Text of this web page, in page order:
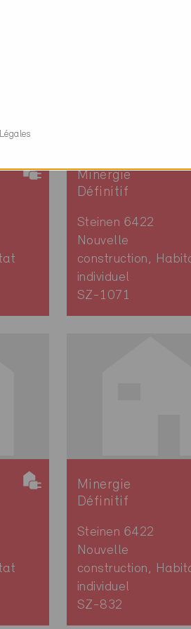
Minergie
Définitif
Steinen 6422
Nouvelle
construction,
individuel
SZ-1071
Minergie
Définitif
Steinen 6422
Nouvelle
construction,
individuel
SZ-832